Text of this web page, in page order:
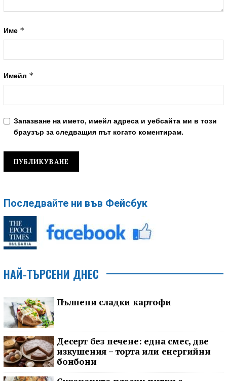
Име *
Имейл *
Запазване на името, имейл адреса и уебсайта ми в този
браузър за следващия път когато коментирам.
Последвайте ни във Фейсбук
НАЙ-ТЪРСЕНИ ДНЕС
Пълнени сладки картофи
Десерт без печене: една смес, две
изкушения – торта или енергийни
бонбони